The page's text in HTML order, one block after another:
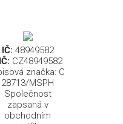
IČ: 48949582
CZ48949582
značka: C
28713/MSPH
Společnost
zapsaná v
obchodním